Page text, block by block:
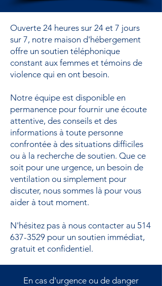
Ouverte 24 heures sur 24 et 7 jours
sur 7, notre maison d'hébergement
offre un soutien téléphonique
constant aux femmes et témoins de
violence qui en ont besoin.
Notre équipe est disponible en
permanence pour fournir une écoute
attentive, des conseils et des
informations à toute personne
confrontée à des situations difficiles
ou à la recherche de soutien. Que ce
soit pour une urgence, un besoin de
ventilation ou simplement pour
discuter, nous sommes là pour vous
aider à tout moment.
N'hésitez pas à nous contacter au 514
637-3529 pour un soutien immédiat,
gratuit et confidentiel.
En cas d'urgence ou de danger